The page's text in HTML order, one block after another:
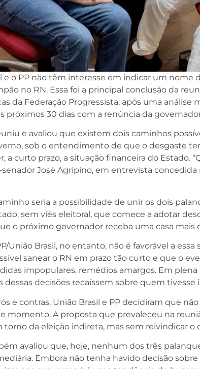
e o PP não têm interesse em indicar um nome
no RN. Essa foi a principal conclusão da
da Federação Progressista, após uma análise
próximos 30 dias com a renúncia da
e avaliou que existem dois caminhos
sob o entendimento de que o desgaste
a curto prazo, a situação financeira do Estado.
José Agripino, em entrevista concedida
seria a possibilidade de unir os dois
sem viés eleitoral, que comece a adotar
o próximo governador receba uma casa mais
União Brasil, no entanto, não é favorável a
sanear o RN em prazo tão curto e que o
impopulares, remédios amargos. Em
dessas decisões recaíssem sobre quem
e contras, União Brasil e PP decidiram que
momento. A proposta que prevaleceu na
torno da eleição indireta, mas sem reivindicar
avaliou que, hoje, nenhum dos três
Embora não tenha havido decisão sobre